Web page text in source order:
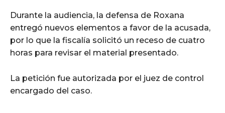
Durante la audiencia, la defensa de Roxana
entregó nuevos elementos a favor de la acusada,
por lo que la fiscalía solicitó un receso de cuatro
horas para revisar el material presentado.
La petición fue autorizada por el juez de control
encargado del caso.